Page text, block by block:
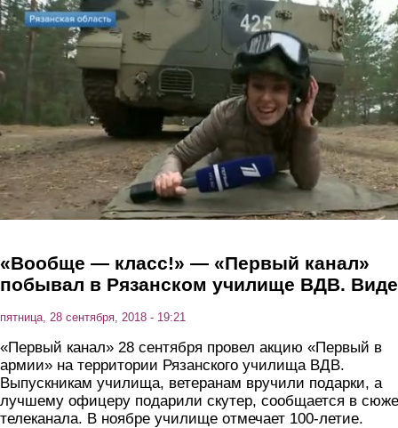
Перейти к основному содержанию
«Вообще — класс!» — «Первый канал»
побывал в Рязанском училище ВДВ.
пятница, 28 сентября, 2018 - 19:21
«Первый канал» 28 сентября провел акцию «Первый в
армии» на территории Рязанского училища ВДВ.
Выпускникам училища, ветеранам вручили подарки, а
лучшему офицеру подарили скутер, сообщается в
телеканала. В ноябре училище отмечает 100-летие.